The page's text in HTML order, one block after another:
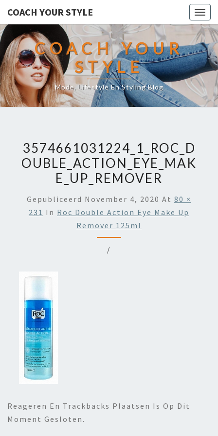
COACH YOUR STYLE
COACH YOUR
STYLE
Mode, Lifestyle En Styling Blog
3574661031224_1_ROC_D
OUBLE_ACTION_EYE_MAK
E_UP_REMOVER
Gepubliceerd November 4, 2020 At 80 ×
231 In Roc Double Action Eye Make Up
Remover 125ml
/
Reageren En Trackbacks Plaatsen Is Op Dit
Moment Gesloten.